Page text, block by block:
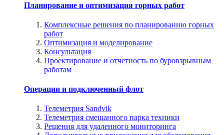
Планирование и оптимизация горных работ
Комплексные решения по планированию горных
работ
Оптимизация и моделирование
Консультация
Проектирование и отчетность по буровзрывным
работам
Операции и подключенный флот
Телеметрия Sandvik
Телеметрия смешанного парка техники
Решения для удаленного мониторинга